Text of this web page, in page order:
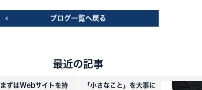
ブログ一覧へ戻る
最近の記事
まずはWebサイトを持
「小さなこと」を大事に